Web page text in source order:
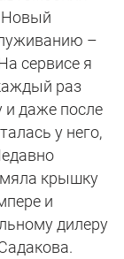
Новый
–
сервисе я
раз
и даже после
у него,
крышку
и
дилеру